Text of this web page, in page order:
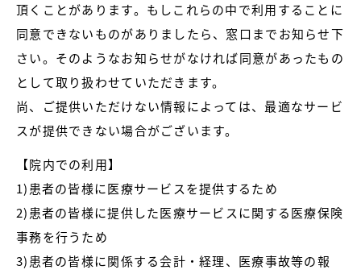
頂くことがあります。もしこれらの中で利用することに
同意できないものがありましたら、窓口までお知らせ下
さい。そのようなお知らせがなければ同意があったもの
として取り扱わせていただきます。
尚、ご提供いただけない情報によっては、最適なサービ
スが提供できない場合がございます。
【院内での利用】
1)患者の皆様に医療サービスを提供するため
2)患者の皆様に提供した医療サービスに関する医療保険
事務を行うため
3)患者の皆様に関係する会計・経理、医療事故等の報